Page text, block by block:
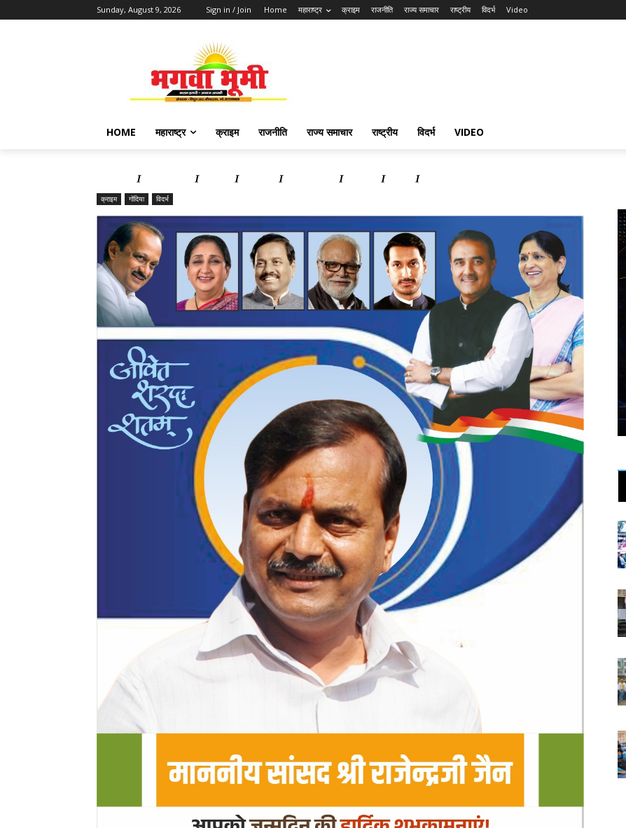
Sunday, August 9, 2026 Sign in / Join Home महाराष्ट्र क्राइम राजनीति राज्य समाचार राष्ट्रीय विदर्भ Video
HOME महाराष्ट्र क्राइम राजनीति राज्य समाचार राष्ट्रीय विदर्भ VIDEO
क्राइम गोंदिया विदर्भ